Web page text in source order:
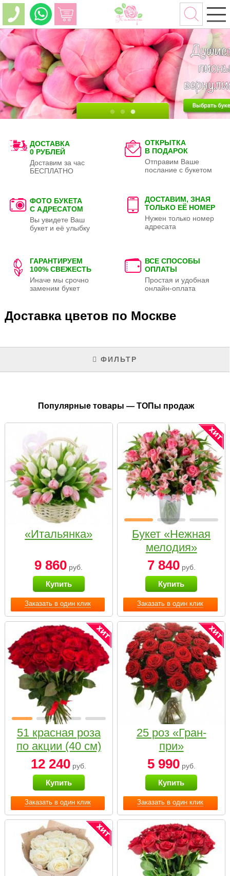
ДОСТАВКА
0 РУБЛЕЙ
Доставим за час
БЕСПЛАТНО
ОТКРЫТКА
В ПОДАРОК
Отправим Ваше
послание с букетом
ФОТО БУКЕТА
С АДРЕСАТОМ
Вы увидете Ваш
букет и её улыбку
ДОСТАВИМ, ЗНАЯ
ТОЛЬКО ЕЁ НОМЕР
Нужен только номер
адресата
ГАРАНТИРУЕМ
100% СВЕЖЕСТЬ
Иначе мы срочно
заменим букет
ВСЕ СПОСОБЫ
ОПЛАТЫ
Простая и удобная
онлайн-оплата
Доставка цветов по Москве
ФИЛЬТР
Популярные товары — ТОПы продаж
Заказать в один клик
«Итальянка»
9 860 руб.
Купить
Заказать в один клик
Букет «Нежная
мелодия»
7 840руб.
Купить
Заказать в один клик
51 красная роза
по акции (40 см)
12 240 руб.
Купить
Заказать в один клик
25 роз «Гран-
при»
5 990руб.
Купить